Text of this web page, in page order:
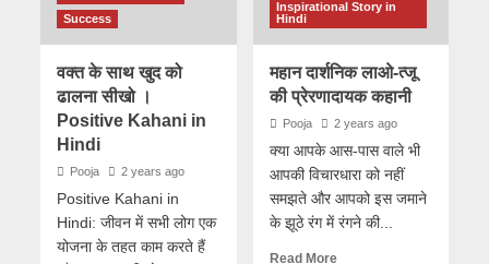
Success
वक्त के साथ खुद को
ढालना सीखो ।
Positive Kahani in
Hindi
Pooja 2 years ago
Positive Kahani in
Hindi: जीवन में सभी लोग एक
योजना के तहत काम करते हैं
Inspirational Story in
Hindi
महान दार्शनिक लाओ-त्जू
की प्रेरणादायक कहानी
Pooja 2 years ago
क्या आपके आस-पास वाले भी
आपकी विचारधारा को नहीं
समझते और आपको इस जमाने
के झूठे रंग में रंगने की...
Read More